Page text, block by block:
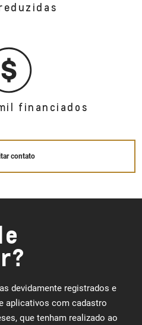
financiados
contato
devidamente registrados e
aplicativos com cadastro
que tenham realizado ao